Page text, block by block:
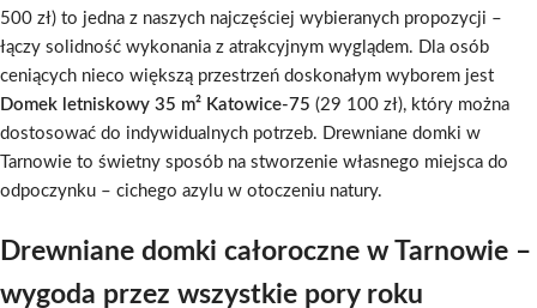
500 zł) to jedna z naszych najczęściej wybieranych propozycji –
łączy solidność wykonania z atrakcyjnym wyglądem. Dla osób
ceniących nieco większą przestrzeń doskonałym wyborem jest
Domek letniskowy 35 m² Katowice-75 (29 100 zł), który można
dostosować do indywidualnych potrzeb. Drewniane domki w
Tarnowie to świetny sposób na stworzenie własnego miejsca do
odpoczynku – cichego azylu w otoczeniu natury.
Drewniane domki całoroczne w Tarnowie –
wygoda przez wszystkie pory roku